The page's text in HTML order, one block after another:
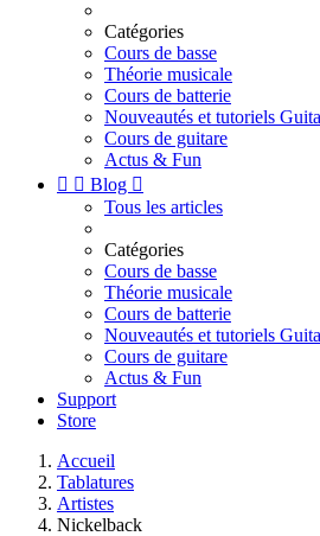
Catégories
Cours de basse
Théorie musicale
Cours de batterie
Nouveautés et tutoriels
Cours de guitare
Actus & Fun
  Blog 
Tous les articles
Catégories
Cours de basse
Théorie musicale
Cours de batterie
Nouveautés et tutoriels
Cours de guitare
Actus & Fun
Support
Store
Accueil
Tablatures
Artistes
Nickelback